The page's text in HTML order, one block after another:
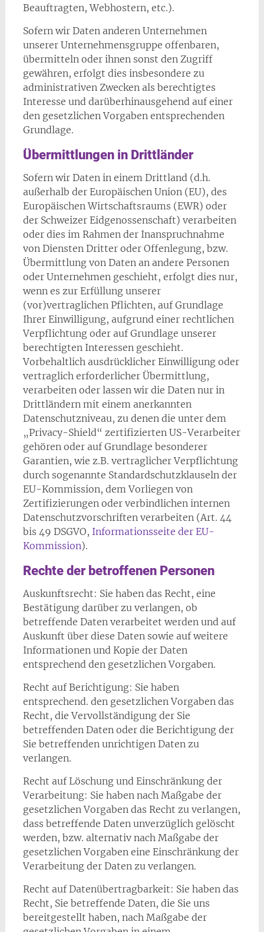
Beauftragten, Webhostern, etc.).
Sofern wir Daten anderen Unternehmen
unserer Unternehmensgruppe offenbaren,
übermitteln oder ihnen sonst den Zugriff
gewähren, erfolgt dies insbesondere zu
administrativen Zwecken als berechtigtes
Interesse und darüberhinausgehend auf einer
den gesetzlichen Vorgaben entsprechenden
Grundlage.
Übermittlungen in Drittländer
Sofern wir Daten in einem Drittland (d.h.
außerhalb der Europäischen Union (EU), des
Europäischen Wirtschaftsraums (EWR) oder
der Schweizer Eidgenossenschaft) verarbeiten
oder dies im Rahmen der Inanspruchnahme
von Diensten Dritter oder Offenlegung, bzw.
Übermittlung von Daten an andere Personen
oder Unternehmen geschieht, erfolgt dies nur,
wenn es zur Erfüllung unserer
(vor)vertraglichen Pflichten, auf Grundlage
Ihrer Einwilligung, aufgrund einer rechtlichen
Verpflichtung oder auf Grundlage unserer
berechtigten Interessen geschieht.
Vorbehaltlich ausdrücklicher Einwilligung oder
vertraglich erforderlicher Übermittlung,
verarbeiten oder lassen wir die Daten nur in
Drittländern mit einem anerkannten
Datenschutzniveau, zu denen die unter dem
„Privacy-Shield“ zertifizierten US-Verarbeiter
gehören oder auf Grundlage besonderer
Garantien, wie z.B. vertraglicher Verpflichtung
durch sogenannte Standardschutzklauseln der
EU-Kommission, dem Vorliegen von
Zertifizierungen oder verbindlichen internen
Datenschutzvorschriften verarbeiten (Art. 44
bis 49 DSGVO, Informationsseite der EU-
Kommission).
Rechte der betroffenen Personen
Auskunftsrecht: Sie haben das Recht, eine
Bestätigung darüber zu verlangen, ob
betreffende Daten verarbeitet werden und auf
Auskunft über diese Daten sowie auf weitere
Informationen und Kopie der Daten
entsprechend den gesetzlichen Vorgaben.
Recht auf Berichtigung: Sie haben
entsprechend. den gesetzlichen Vorgaben das
Recht, die Vervollständigung der Sie
betreffenden Daten oder die Berichtigung der
Sie betreffenden unrichtigen Daten zu
verlangen.
Recht auf Löschung und Einschränkung der
Verarbeitung: Sie haben nach Maßgabe der
gesetzlichen Vorgaben das Recht zu verlangen,
dass betreffende Daten unverzüglich gelöscht
werden, bzw. alternativ nach Maßgabe der
gesetzlichen Vorgaben eine Einschränkung der
Verarbeitung der Daten zu verlangen.
Recht auf Datenübertragbarkeit: Sie haben das
Recht, Sie betreffende Daten, die Sie uns
bereitgestellt haben, nach Maßgabe der